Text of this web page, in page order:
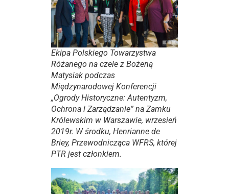
Ekipa Polskiego Towarzystwa
Różanego na czele z Bożeną
Matysiak podczas
Międzynarodowej Konferencji
„Ogrody Historyczne: Autentyzm,
Ochrona i Zarządzanie” na Zamku
Królewskim w Warszawie, wrzesień
2019r. W środku, Henrianne de
Briey, Przewodnicząca WFRS, której
PTR jest członkiem.